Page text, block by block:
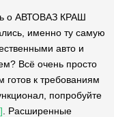
о АВТОВАЗ КРАШ
именно ту самую
авто и
Всё очень просто
к требованиям
попробуйте
. Расширенные